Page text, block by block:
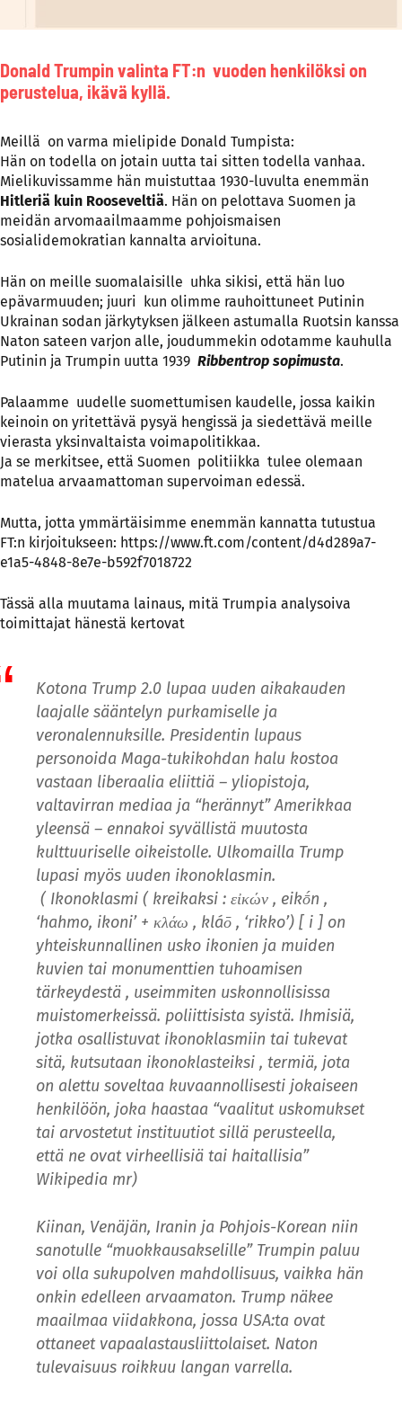
Donald Trumpin valinta FT:n vuoden henkilöksi on
perustelua, ikävä kyllä.
Meillä on varma mielipide Donald Tumpista:
Hän on todella on jotain uutta tai sitten todella vanhaa.
Mielikuvissamme hän muistuttaa 1930-luvulta enemmän
Hitleriä kuin Rooseveltiä. Hän on pelottava Suomen ja
meidän arvomaailmaamme pohjoismaisen
sosialidemokratian kannalta arvioituna.
Hän on meille suomalaisille uhka sikisi, että hän luo
epävarmuuden; juuri kun olimme rauhoittuneet Putinin
Ukrainan sodan järkytyksen jälkeen astumalla Ruotsin kanssa
Naton sateen varjon alle, joudummekin odotamme kauhulla
Putinin ja Trumpin uutta 1939 Ribbentrop sopimusta.
Palaamme uudelle suomettumisen kaudelle, jossa kaikin
keinoin on yritettävä pysyä hengissä ja siedettävä meille
vierasta yksinvaltaista voimapolitikkaa.
Ja se merkitsee, että Suomen politiikka tulee olemaan
matelua arvaamattoman supervoiman edessä.
Mutta, jotta ymmärtäisimme enemmän kannatta tutustua
FT:n kirjoitukseen: https://www.ft.com/content/d4d289a7-
e1a5-4848-8e7e-b592f7018722
Tässä alla muutama lainaus, mitä Trumpia analysoiva
toimittajat hänestä kertovat
Kotona Trump 2.0 lupaa uuden aikakauden
laajalle sääntelyn purkamiselle ja
veronalennuksille. Presidentin lupaus
personoida Maga-tukikohdan halu kostoa
vastaan ​​liberaalia eliittiä – yliopistoja,
valtavirran mediaa ja “herännyt” Amerikkaa
yleensä – ennakoi syvällistä muutosta
kulttuuriselle oikeistolle. Ulkomailla Trump
lupasi myös uuden ikonoklasmin.
( Ikonoklasmi ( kreikaksi : εἰκών , eikṓn ,
‘hahmo, ikoni’ + κλάω , kláō , ‘rikko’) [ i ] on
yhteiskunnallinen usko ikonien ja muiden
kuvien tai monumenttien tuhoamisen
tärkeydestä , useimmiten uskonnollisissa
muistomerkeissä. poliittisista syistä. Ihmisiä,
jotka osallistuvat ikonoklasmiin tai tukevat
sitä, kutsutaan ikonoklasteiksi , termiä, jota
on alettu soveltaa kuvaannollisesti jokaiseen
henkilöön, joka haastaa “vaalitut uskomukset
tai arvostetut instituutiot sillä perusteella,
että ne ovat virheellisiä tai haitallisia”
Wikipedia mr)
Kiinan, Venäjän, Iranin ja Pohjois-Korean niin
sanotulle “muokkausakselille” Trumpin paluu
voi olla sukupolven mahdollisuus, vaikka hän
onkin edelleen arvaamaton. Trump näkee
maailmaa viidakkona, jossa USA:ta ovat
ottaneet vapaalastausliittolaiset. Naton
tulevaisuus roikkuu langan varrella.